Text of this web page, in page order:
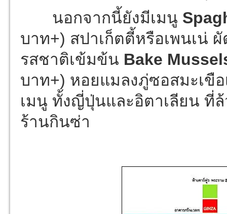
นอกจากนี้ยังมีเมนู
บาท+) สปาเก็ตตี้หรือเพนเน่
รสชาติเข้มข้น Bake
บาท+) หอยแมลงภู่ซอสมะเขื
เมนู ทั้งญี่ปุ่นและอิตาเลียน ที่
ร้านกินซ่า